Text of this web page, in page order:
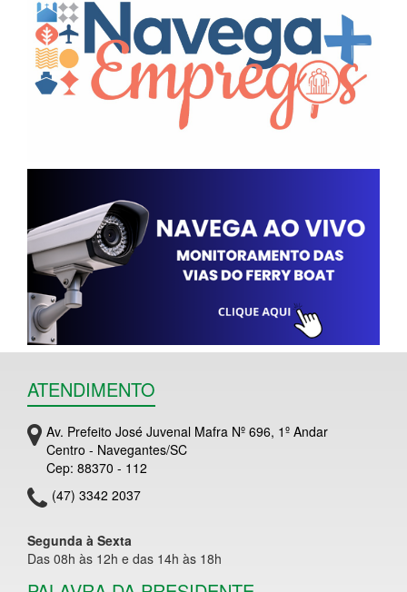
ATENDIMENTO
Av. Prefeito José Juvenal Mafra Nº 696, 1º Andar
Centro - Navegantes/SC
Cep: 88370 - 112
(47) 3342 2037
Segunda à Sexta
Das 08h às 12h e das 14h às 18h